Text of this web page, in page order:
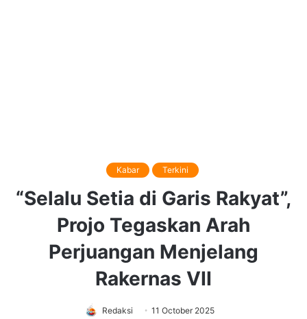
Kabar Terkini
“Selalu Setia di Garis Rakyat”,
Projo Tegaskan Arah
Perjuangan Menjelang
Rakernas VII
Redaksi 11 October 2025